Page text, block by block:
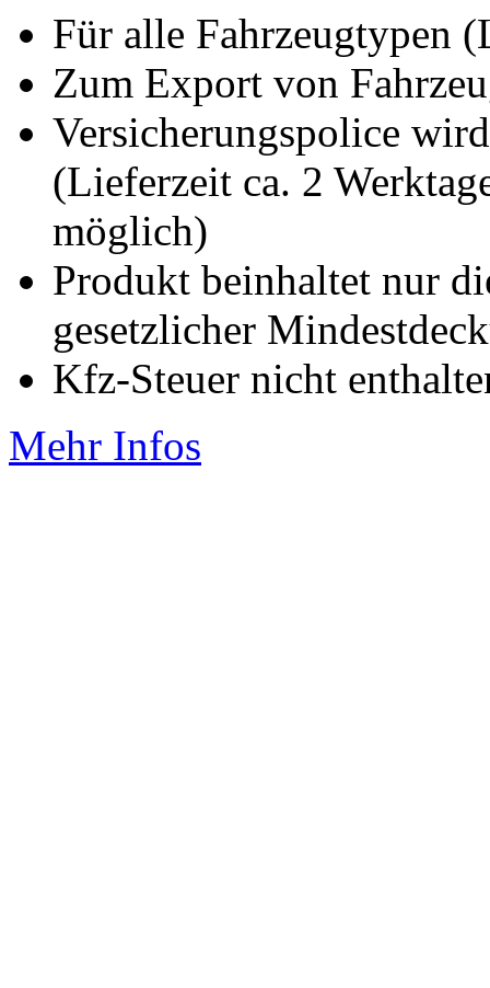
Für alle Fahrzeugtypen
Zum Export von
Versicherungspolice
(Lieferzeit ca. 2
möglich)
Produkt beinhaltet nur
gesetzlicher
Kfz-Steuer nicht
Mehr Infos